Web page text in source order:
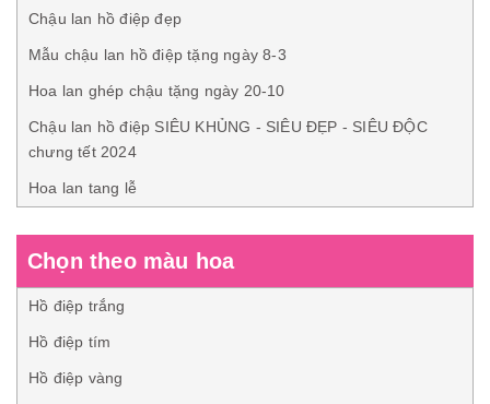
Chậu lan hồ điệp đẹp
Mẫu chậu lan hồ điệp tặng ngày 8-3
Hoa lan ghép chậu tặng ngày 20-10
Chậu lan hồ điệp SIÊU KHỦNG - SIÊU ĐẸP - SIÊU ĐỘC
chưng tết 2024
Hoa lan tang lễ
Chọn theo màu hoa
Hồ điệp trắng
Hồ điệp tím
Hồ điệp vàng